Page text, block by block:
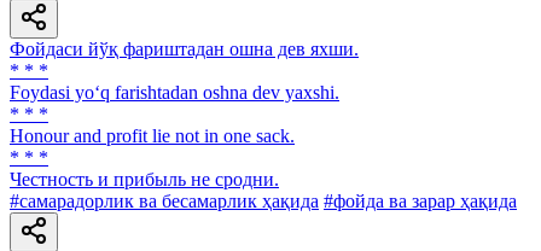
Фойдаси йўқ фариштадан ошна дев яхши.
* * *
Foydasi yo‘q farishtadan oshna dev yaxshi.
* * *
Honour and profit lie not in one sack.
* * *
Честность и прибыль не сродни.
#самарадорлик ва бесамарлик ҳақида #фойда ва зарар ҳақида